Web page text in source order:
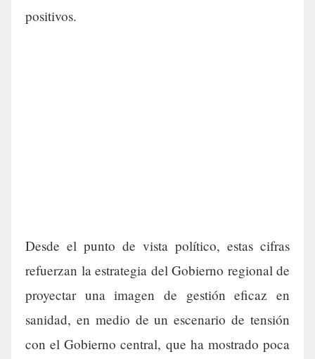
positivos.
Desde el punto de vista político, estas cifras
refuerzan la estrategia del Gobierno regional de
proyectar una imagen de gestión eficaz en
sanidad, en medio de un escenario de tensión
con el Gobierno central, que ha mostrado poca